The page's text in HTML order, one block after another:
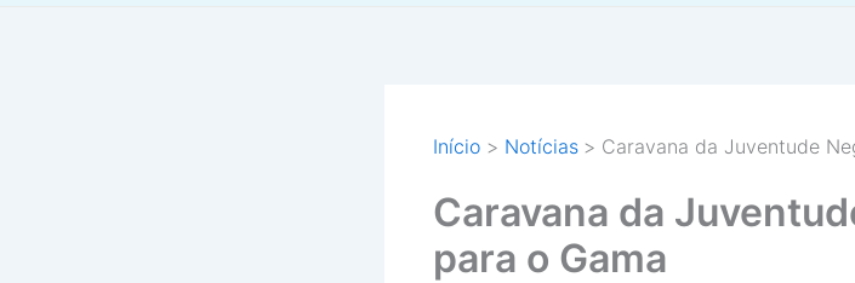
Início Notícias Caravana da Juventude
Caravana da
para o Gama